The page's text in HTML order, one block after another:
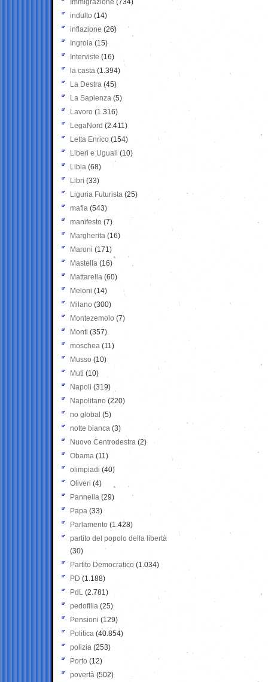
Immigrazione (734)
indulto (14)
inflazione (26)
Ingroia (15)
Interviste (16)
la casta (1.394)
La Destra (45)
La Sapienza (5)
Lavoro (1.316)
LegaNord (2.411)
Letta Enrico (154)
Liberi e Uguali (10)
Libia (68)
Libri (33)
Liguria Futurista (25)
mafia (543)
manifesto (7)
Margherita (16)
Maroni (171)
Mastella (16)
Mattarella (60)
Meloni (14)
Milano (300)
Montezemolo (7)
Monti (357)
moschea (11)
Musso (10)
Muti (10)
Napoli (319)
Napolitano (220)
no global (5)
notte bianca (3)
Nuovo Centrodestra (2)
Obama (11)
olimpiadi (40)
Oliveri (4)
Pannella (29)
Papa (33)
Parlamento (1.428)
partito del popolo della libertà
(30)
Partito Democratico (1.034)
PD (1.188)
PdL (2.781)
pedofilia (25)
Pensioni (129)
Politica (40.854)
polizia (253)
Porto (12)
povertà (502)